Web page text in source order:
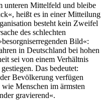
unteren Mittelfeld und bleibe
heißt es in einer Mitteilung
besteht kein Zweifel
des schlechten
Bild«:
in Deutschland bei hohen
sei von einem Verhältnis
Das bedeutet:
Bevölkerung verfügen
Menschen im ärmsten
gravierend«.